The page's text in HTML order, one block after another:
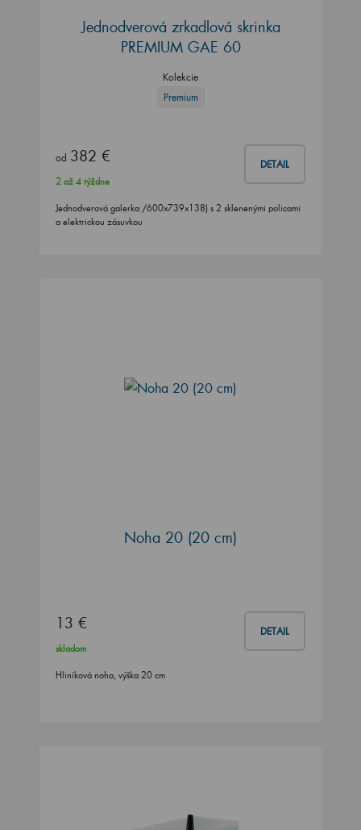
Jednodverová zrkadlová skrinka
PREMIUM GAE 60
Kolekcie
Premium
od 382 € DETAIL
2 až 4 týždne
Jednodverová galerka /600x739x138) s 2 sklenenými policami
a elektrickou zásuvkou
Noha 20 (20 cm)
13 € DETAIL
skladom
Hliníková noha, výška 20 cm